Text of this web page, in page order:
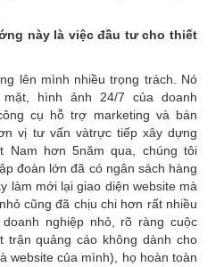
này là việc đầu tư cho thiết
lên mình nhiều trọng trách. Nó
hình ảnh 24/7 của doanh
cụ hỗ trợ marketing và bán
vị tư vấn vàtrực tiếp xây dựng
Nam hơn 5năm qua, chúng tôi
đoàn lớn đã có ngân sách hàng
làm mới lại giao diện website mà
cũng đã chịu chi hơn rất nhiều
nghiệp nhỏ, rõ ràng cuộc
trận quảng cáo không dành cho
website của mình), họ hoàn toàn